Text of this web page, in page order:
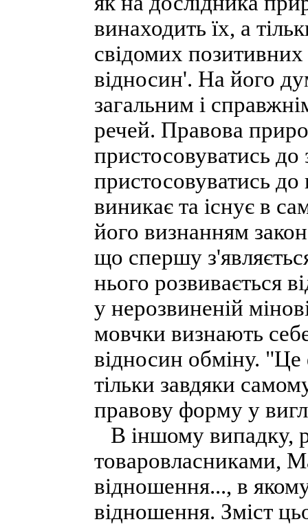
винаходить їх, а
свідомих
відносин'. На його
загальним і
речей. Правова
пристосовуватись
пристосовуватись
виникає та існує в
його визнанням
що спершу
нього розвивається
у нерозвиненій
мовчки визнають
відносин обміну.
тільки завдяки
правову форму у
В іншому випадку,
товаровласниками,
відношення..., в
відношення. Зміст